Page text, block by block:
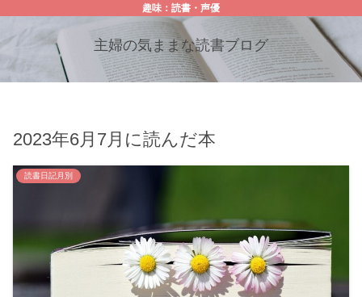
趣味：読書・声優
主婦の気ままな読書ブログ
2023年6月7月に読んだ本
読書日記月別